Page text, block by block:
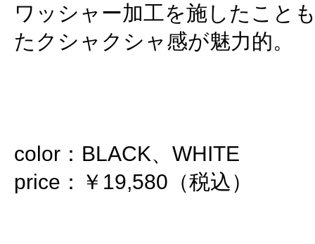
ワッシャー加工を施したこと
たクシャクシャ感が魅力的。
color：BLACK、WHITE
price：￥19,580（税込）